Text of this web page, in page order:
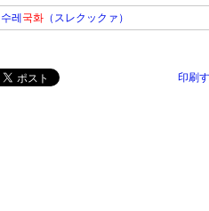
수레 국화 （スレクックァ）
印刷